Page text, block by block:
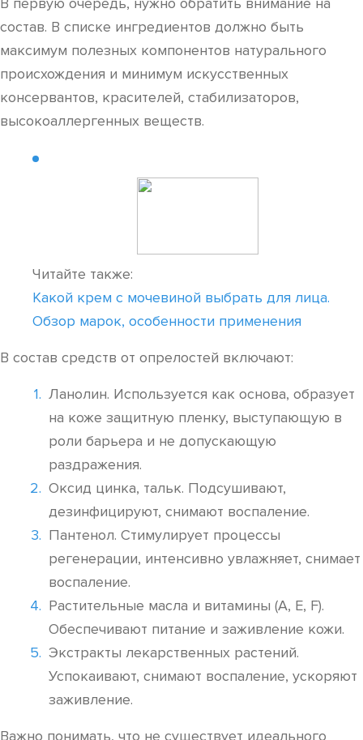
состав. В списке ингредиентов должно быть
максимум полезных компонентов натурального
происхождения и минимум искусственных
консервантов, красителей, стабилизаторов,
высокоаллергенных веществ.
Читайте также:
Какой крем с мочевиной выбрать для лица.
Обзор марок, особенности применения
В состав средств от опрелостей включают:
Ланолин. Используется как основа, образует
на коже защитную пленку, выступающую в
роли барьера и не допускающую
раздражения.
Оксид цинка, тальк. Подсушивают,
дезинфицируют, снимают воспаление.
Пантенол. Стимулирует процессы
регенерации, интенсивно увлажняет, снимает
воспаление.
Растительные масла и витамины (A, E, F).
Обеспечивают питание и заживление кожи.
Экстракты лекарственных растений.
Успокаивают, снимают воспаление, ускоряют
заживление.
Важно понимать, что не существует идеального